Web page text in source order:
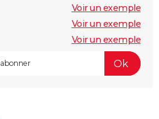
Voir un exemple
Voir un exemple
Voir un exemple